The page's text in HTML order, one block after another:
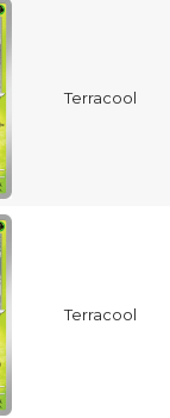
Terracool
Terracool